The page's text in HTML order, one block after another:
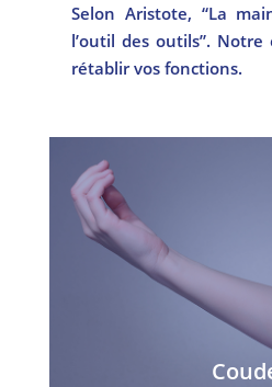
Selon Aristote, “La
l’outil des outils”.
rétablir vos fonctions.